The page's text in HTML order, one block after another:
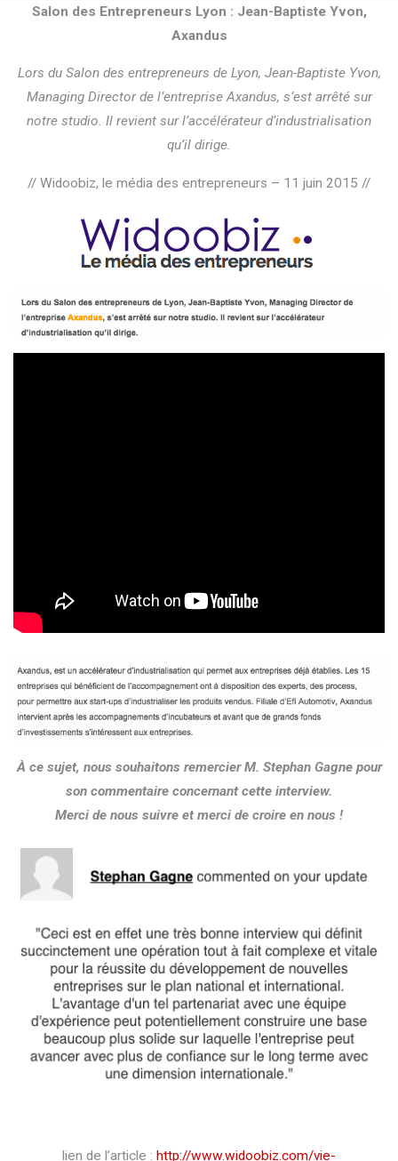
Salon des Entrepreneurs Lyon : Jean-Baptiste Yvon,
Axandus
Lors du Salon des entrepreneurs de Lyon, Jean-Baptiste Yvon,
Managing Director de l’entreprise Axandus, s’est arrêté sur
notre studio. Il revient sur l’accélérateur d’industrialisation
qu’il dirige.
// Widoobiz, le média des entrepreneurs – 11 juin 2015 //
À ce sujet, nous souhaitons remercier M. Stephan Gagne pour
son commentaire concernant cette interview.
Merci de nous suivre et merci de croire en nous !
lien de l’article : http://www.widoobiz.com/vie-